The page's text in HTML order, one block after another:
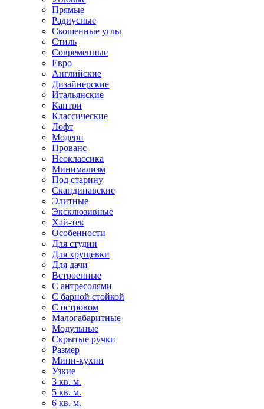
Прямые
Радиусные
Скошенные углы
Стиль
Современные
Евро
Английские
Дизайнерские
Итальянские
Кантри
Классические
Лофт
Модерн
Прованс
Неоклассика
Минимализм
Под старину
Скандинавские
Элитные
Эксклюзивные
Хай-тек
Особенности
Для студии
Для хрущевки
Для дачи
Встроенные
С антресолями
С барной стойкой
С островом
Малогабаритные
Модульные
Скрытые ручки
Размер
Мини-кухни
Узкие
3 кв. м.
5 кв. м.
6 кв. м.